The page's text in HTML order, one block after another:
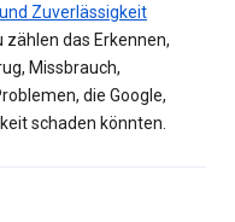
Zuverlässigkeit
das Erkennen,
Missbrauch,
die Google,
schaden könnten.